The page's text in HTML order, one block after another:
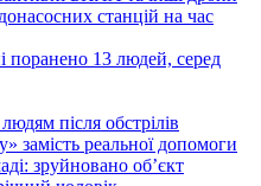
станцій на час
поранено 13 людей, серед
після обстрілів
замість реальної допомоги
зруйновано об’єкт